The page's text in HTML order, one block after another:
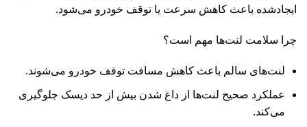
ایجادشده باعث کاهش سرعت یا توقف خودرو می‌شود.
چرا سلامت لنت‌ها مهم است؟
لنت‌های سالم باعث کاهش مسافت توقف خودرو می‌شوند.
عملکرد صحیح لنت‌ها از داغ شدن بیش از حد دیسک جلوگیری
می‌کند.